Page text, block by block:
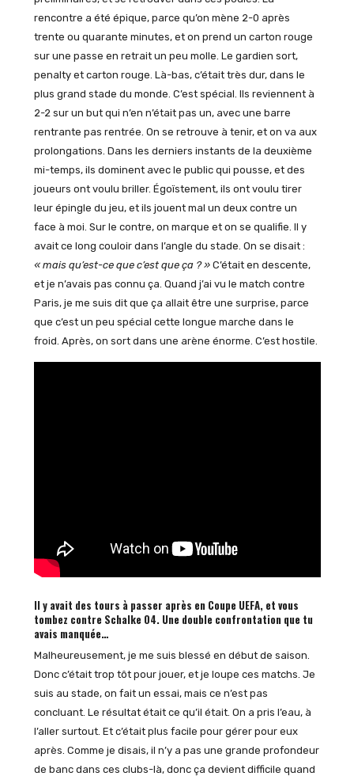
rencontre a été épique, parce qu’on mène 2-0 après
trente ou quarante minutes, et on prend un carton rouge
sur une passe en retrait un peu molle. Le gardien sort,
penalty et carton rouge. Là-bas, c’était très dur, dans le
plus grand stade du monde. C’est spécial. Ils reviennent à
2-2 sur un but qui n’en n’était pas un, avec une barre
rentrante pas rentrée. On se retrouve à tenir, et on va aux
prolongations. Dans les derniers instants de la deuxième
mi-temps, ils dominent avec le public qui pousse, et des
joueurs ont voulu briller. Égoïstement, ils ont voulu tirer
leur épingle du jeu, et ils jouent mal un deux contre un
face à moi. Sur le contre, on marque et on se qualifie. Il y
avait ce long couloir dans l’angle du stade. On se disait :
« mais qu’est-ce que c’est que ça ? »C’était en descente,
et je n’avais pas connu ça. Quand j’ai vu le match contre
Paris, je me suis dit que ça allait être une surprise, parce
que c’est un peu spécial cette longue marche dans le
froid. Après, on sort dans une arène énorme. C’est hostile.
Il y avait des tours à passer après en Coupe UEFA, et vous
tombez contre Schalke 04. Une double confrontation que tu
avais manquée…
Malheureusement, je me suis blessé en début de saison.
Donc c’était trop tôt pour jouer, et je loupe ces matchs. Je
suis au stade, on fait un essai, mais ce n’est pas
concluant. Le résultat était ce qu’il était. On a pris l’eau, à
l’aller surtout. Et c’était plus facile pour gérer pour eux
après. Comme je disais, il n’y a pas une grande profondeur
de banc dans ces clubs-là, donc ça devient difficile quand